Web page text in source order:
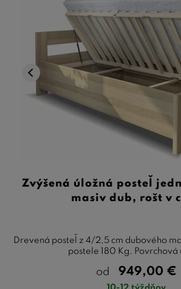
Zvýšená úložná posteľ
masiv dub, rošt v
Drevená posteľ z 4/2,5 cm dubového
postele 180 Kg. Povrchová
od 949,00 €